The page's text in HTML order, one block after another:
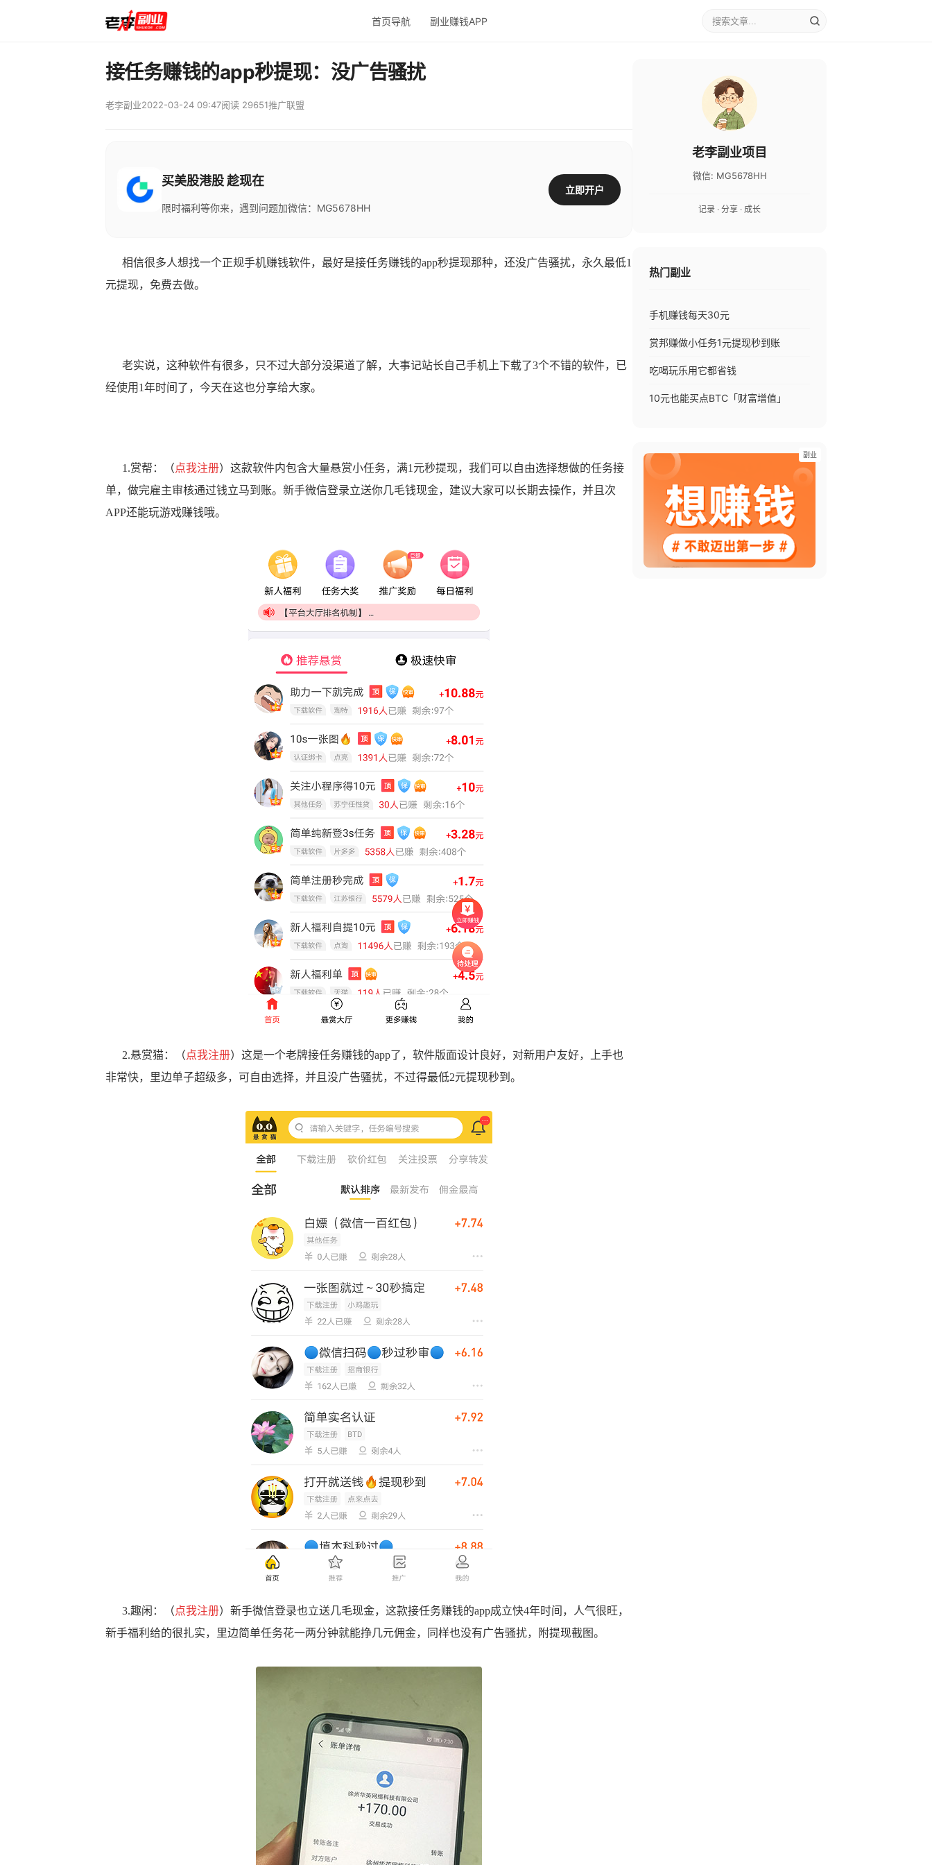
首页导航 副业赚钱APP
接任务赚钱的app秒提现：没广告骚扰
老李副业2022-03-24 09:47阅读 29651推广联盟
买美股港股 趁现在
限时福利等你来，遇到问题加微信：MG5678HH
立即开户
相信很多人想找一个正规手机赚钱软件，最好是接任务赚钱的app秒提现那种，还没广告骚扰，永久最低1
元提现，免费去做。
老实说，这种软件有很多，只不过大部分没渠道了解，大事记站长自己手机上下载了3个不错的软件，已
经使用1年时间了，今天在这也分享给大家。
1.赏帮：（点我注册）这款软件内包含大量悬赏小任务，满1元秒提现，我们可以自由选择想做的任务接
单，做完雇主审核通过钱立马到账。新手微信登录立送你几毛钱现金，建议大家可以长期去操作，并且次
APP还能玩游戏赚钱哦。
2.悬赏猫：（点我注册）这是一个老牌接任务赚钱的app了，软件版面设计良好，对新用户友好，上手也
非常快，里边单子超级多，可自由选择，并且没广告骚扰，不过得最低2元提现秒到。
3.趣闲：（点我注册）新手微信登录也立送几毛现金，这款接任务赚钱的app成立快4年时间，人气很旺，
新手福利给的很扎实，里边简单任务花一两分钟就能挣几元佣金，同样也没有广告骚扰，附提现截图。
老李副业项目
微信: MG5678HH
记录 · 分享 · 成长
热门副业
手机赚钱每天30元
赏邦赚做小任务1元提现秒到账
吃喝玩乐用它都省钱
10元也能买点BTC「财富增值」
副业